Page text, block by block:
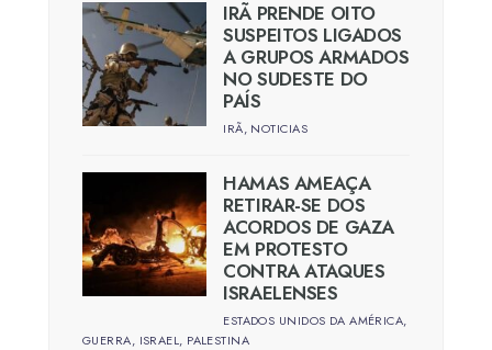
IRÃ PRENDE OITO
SUSPEITOS LIGADOS
A GRUPOS ARMADOS
NO SUDESTE DO
PAÍS
IRÃ, NOTICIAS
HAMAS AMEAÇA
RETIRAR-SE DOS
ACORDOS DE GAZA
EM PROTESTO
CONTRA ATAQUES
ISRAELENSES
ESTADOS UNIDOS DA AMÉRICA,
GUERRA, ISRAEL, PALESTINA